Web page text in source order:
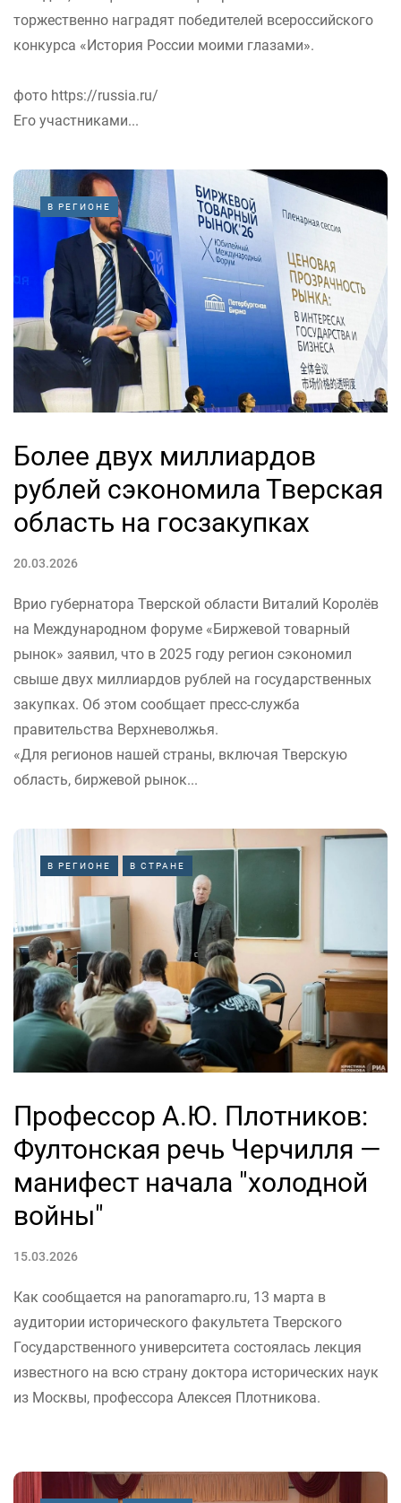
торжественно наградят победителей всероссийского
конкурса «История России моими глазами».
фото https://russia.ru/
Его участниками...
В РЕГИОНЕ
Более двух миллиардов
рублей сэкономила Тверская
область на госзакупках
20.03.2026
Врио губернатора Тверской области Виталий Королёв
на Международном форуме «Биржевой товарный
рынок» заявил, что в 2025 году регион сэкономил
свыше двух миллиардов рублей на государственных
закупках. Об этом сообщает пресс-служба
правительства Верхневолжья.
«Для регионов нашей страны, включая Тверскую
область, биржевой рынок...
В РЕГИОНЕ В СТРАНЕ
Профессор А.Ю. Плотников:
Фултонская речь Черчилля —
манифест начала "холодной
войны"
15.03.2026
Как сообщается на panoramapro.ru, 13 марта в
аудитории исторического факультета Тверского
Государственного университета состоялась лекция
известного на всю страну доктора исторических наук
из Москвы, профессора Алексея Плотникова.